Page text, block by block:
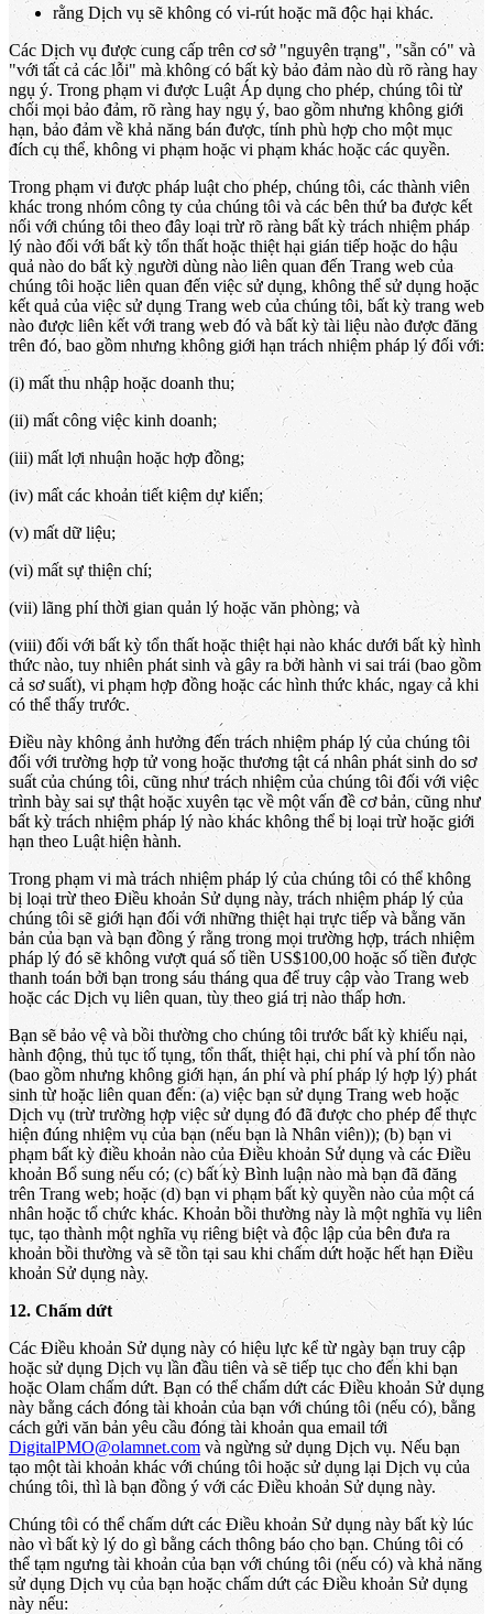
rằng Dịch vụ sẽ không có vi-rút hoặc mã độc hại khác.
Các Dịch vụ được cung cấp trên cơ sở "nguyên trạng", "sẵn có" và
"với tất cả các lỗi" mà không có bất kỳ bảo đảm nào dù rõ ràng hay
ngụ ý. Trong phạm vi được Luật Áp dụng cho phép, chúng tôi từ
chối mọi bảo đảm, rõ ràng hay ngụ ý, bao gồm nhưng không giới
hạn, bảo đảm về khả năng bán được, tính phù hợp cho một mục
đích cụ thể, không vi phạm hoặc vi phạm khác hoặc các quyền.
Trong phạm vi được pháp luật cho phép, chúng tôi, các thành viên
khác trong nhóm công ty của chúng tôi và các bên thứ ba được kết
nối với chúng tôi theo đây loại trừ rõ ràng bất kỳ trách nhiệm pháp
lý nào đối với bất kỳ tổn thất hoặc thiệt hại gián tiếp hoặc do hậu
quả nào do bất kỳ người dùng nào liên quan đến Trang web của
chúng tôi hoặc liên quan đến việc sử dụng, không thể sử dụng hoặc
kết quả của việc sử dụng Trang web của chúng tôi, bất kỳ trang web
nào được liên kết với trang web đó và bất kỳ tài liệu nào được đăng
trên đó, bao gồm nhưng không giới hạn trách nhiệm pháp lý đối với:
(i) mất thu nhập hoặc doanh thu;
(ii) mất công việc kinh doanh;
(iii) mất lợi nhuận hoặc hợp đồng;
(iv) mất các khoản tiết kiệm dự kiến;
(v) mất dữ liệu;
(vi) mất sự thiện chí;
(vii) lãng phí thời gian quản lý hoặc văn phòng; và
(viii) đối với bất kỳ tổn thất hoặc thiệt hại nào khác dưới bất kỳ hình
thức nào, tuy nhiên phát sinh và gây ra bởi hành vi sai trái (bao gồm
cả sơ suất), vi phạm hợp đồng hoặc các hình thức khác, ngay cả khi
có thể thấy trước.
Điều này không ảnh hưởng đến trách nhiệm pháp lý của chúng tôi
đối với trường hợp tử vong hoặc thương tật cá nhân phát sinh do sơ
suất của chúng tôi, cũng như trách nhiệm của chúng tôi đối với việc
trình bày sai sự thật hoặc xuyên tạc về một vấn đề cơ bản, cũng như
bất kỳ trách nhiệm pháp lý nào khác không thể bị loại trừ hoặc giới
hạn theo Luật hiện hành.
Trong phạm vi mà trách nhiệm pháp lý của chúng tôi có thể không
bị loại trừ theo Điều khoản Sử dụng này, trách nhiệm pháp lý của
chúng tôi sẽ giới hạn đối với những thiệt hại trực tiếp và bằng văn
bản của bạn và bạn đồng ý rằng trong mọi trường hợp, trách nhiệm
pháp lý đó sẽ không vượt quá số tiền US$100,00 hoặc số tiền được
thanh toán bởi bạn trong sáu tháng qua để truy cập vào Trang web
hoặc các Dịch vụ liên quan, tùy theo giá trị nào thấp hơn.
Bạn sẽ bảo vệ và bồi thường cho chúng tôi trước bất kỳ khiếu nại,
hành động, thủ tục tố tụng, tổn thất, thiệt hại, chi phí và phí tổn nào
(bao gồm nhưng không giới hạn, án phí và phí pháp lý hợp lý) phát
sinh từ hoặc liên quan đến: (a) việc bạn sử dụng Trang web hoặc
Dịch vụ (trừ trường hợp việc sử dụng đó đã được cho phép để thực
hiện đúng nhiệm vụ của bạn (nếu bạn là Nhân viên)); (b) bạn vi
phạm bất kỳ điều khoản nào của Điều khoản Sử dụng và các Điều
khoản Bổ sung nếu có; (c) bất kỳ Bình luận nào mà bạn đã đăng
trên Trang web; hoặc (d) bạn vi phạm bất kỳ quyền nào của một cá
nhân hoặc tổ chức khác. Khoản bồi thường này là một nghĩa vụ liên
tục, tạo thành một nghĩa vụ riêng biệt và độc lập của bên đưa ra
khoản bồi thường và sẽ tồn tại sau khi chấm dứt hoặc hết hạn Điều
khoản Sử dụng này.
12. Chấm dứt
Các Điều khoản Sử dụng này có hiệu lực kể từ ngày bạn truy cập
hoặc sử dụng Dịch vụ lần đầu tiên và sẽ tiếp tục cho đến khi bạn
hoặc Olam chấm dứt. Bạn có thể chấm dứt các Điều khoản Sử dụng
này bằng cách đóng tài khoản của bạn với chúng tôi (nếu có), bằng
cách gửi văn bản yêu cầu đóng tài khoản qua email tới
DigitalPMO@olamnet.com và ngừng sử dụng Dịch vụ. Nếu bạn
tạo một tài khoản khác với chúng tôi hoặc sử dụng lại Dịch vụ của
chúng tôi, thì là bạn đồng ý với các Điều khoản Sử dụng này.
Chúng tôi có thể chấm dứt các Điều khoản Sử dụng này bất kỳ lúc
nào vì bất kỳ lý do gì bằng cách thông báo cho bạn. Chúng tôi có
thể tạm ngưng tài khoản của bạn với chúng tôi (nếu có) và khả năng
sử dụng Dịch vụ của bạn hoặc chấm dứt các Điều khoản Sử dụng
này nếu: